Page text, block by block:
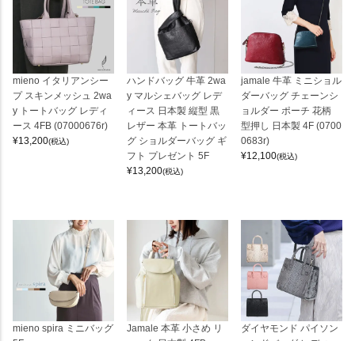
mieno イタリアンシー
プ スキンメッシュ 2wa
y トートバッグ レディ
ース 4FB (07000676r)
¥13,200(税込)
ハンドバッグ 牛革 2wa
y マルシェバッグ レデ
ィース 日本製 縦型 黒
レザー 本革 トートバッ
グ ショルダーバッグ ギ
フト プレゼント 5F
¥13,200(税込)
jamale 牛革 ミニショル
ダーバッグ チェーンシ
ョルダー ポーチ 花柄
型押し 日本製 4F (0700
0683r)
¥12,100(税込)
mieno spira ミニバッグ
Jamale 本革 小さめ リ
ダイヤモンド パイソン